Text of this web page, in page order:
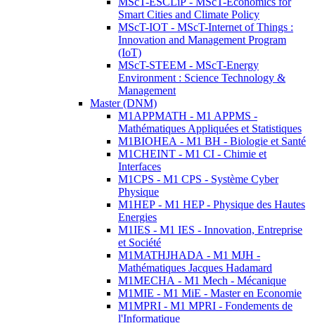
Smart Cities and Climate Policy
MScT-IOT - MScT-Internet of Things :
Innovation and Management Program
(IoT)
MScT-STEEM - MScT-Energy
Environment : Science Technology &
Management
Master (DNM)
M1APPMATH - M1 APPMS -
Mathématiques Appliquées et Statistiques
M1BIOHEA - M1 BH - Biologie et Santé
M1CHEINT - M1 CI - Chimie et
Interfaces
M1CPS - M1 CPS - Système Cyber
Physique
M1HEP - M1 HEP - Physique des Hautes
Energies
M1IES - M1 IES - Innovation, Entreprise
et Société
M1MATHJHADA - M1 MJH -
Mathématiques Jacques Hadamard
M1MECHA - M1 Mech - Mécanique
M1MIE - M1 MiE - Master en Economie
M1MPRI - M1 MPRI - Fondements de
l'Informatique